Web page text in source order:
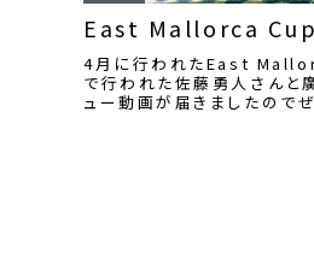
East Mallorca
4月に行われたEast
で行われた佐藤勇人さんと
ュー動画が届きましたので